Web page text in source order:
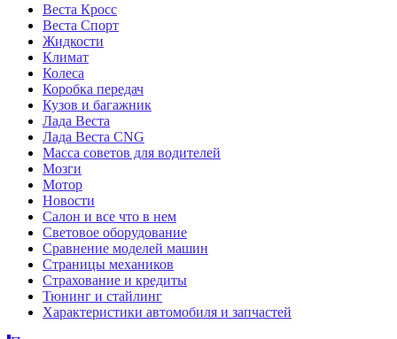
Веста Кросс
Веста Спорт
Жидкости
Климат
Колеса
Коробка передач
Кузов и багажник
Лада Веста
Лада Веста CNG
Масса советов для водителей
Мозги
Мотор
Новости
Салон и все что в нем
Световое оборудование
Сравнение моделей машин
Страницы механиков
Страхование и кредиты
Тюнинг и стайлинг
Характеристики автомобиля и запчастей